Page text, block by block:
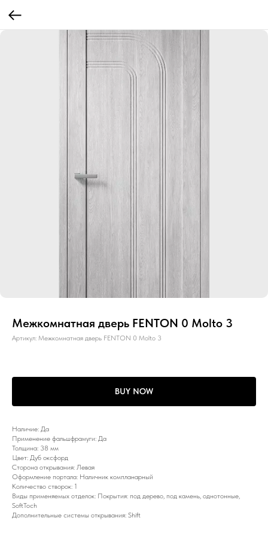
Межкомнатная дверь FENTON 0 Molto 3
Артикул: Межкомнатная дверь FENTON 0 Molto 3
BUY NOW
Наличие: Да
Применение фальшфрамуги: Да
Толщина: 38 мм
Цвет: Дуб оксфорд
Сторона открывания: Левая
Оформление портала: Наличник компланарный
Количество створок: 1
Виды применяемых отделок: Покрытия: под дерево, под камень, однотонные,
SoftToch
Дополнительные системы открывания: Shift